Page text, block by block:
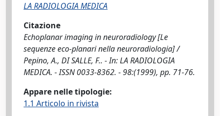
LA RADIOLOGIA MEDICA
Citazione
Echoplanar imaging in neuroradiology [Le
sequenze eco-planari nella neuroradiologia] /
Pepino, A., DI SALLE, F.. - In: LA RADIOLOGIA
MEDICA. - ISSN 0033-8362. - 98:(1999), pp. 71-76.
Appare nelle tipologie:
1.1 Articolo in rivista